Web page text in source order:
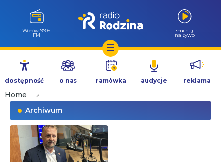
Przejdź
treści
Wołów 99.6
FM
słuchaj
na żywo
dostępność o nas ramówka audycje reklama
Home
»
Archiwum